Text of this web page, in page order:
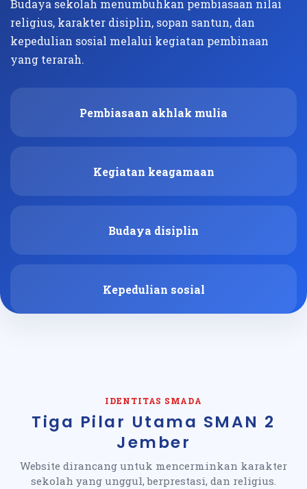
Budaya sekolah menumbuhkan pembiasaan nilai
religius, karakter disiplin, sopan santun, dan
kepedulian sosial melalui kegiatan pembinaan
yang terarah.
Pembiasaan akhlak mulia
Kegiatan keagamaan
Budaya disiplin
Kepedulian sosial
IDENTITAS SMADA
Tiga Pilar Utama SMAN 2
Jember
Website dirancang untuk mencerminkan karakter
sekolah yang unggul, berprestasi, dan religius.